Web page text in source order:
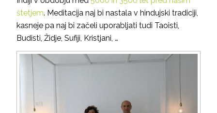
štetjem. Meditacija naj bi nastala v hindujski tradiciji,
kasneje pa naj bi začeli uporabljati tudi Taoisti,
Budisti, Židje, Sufiji, Kristjani, …